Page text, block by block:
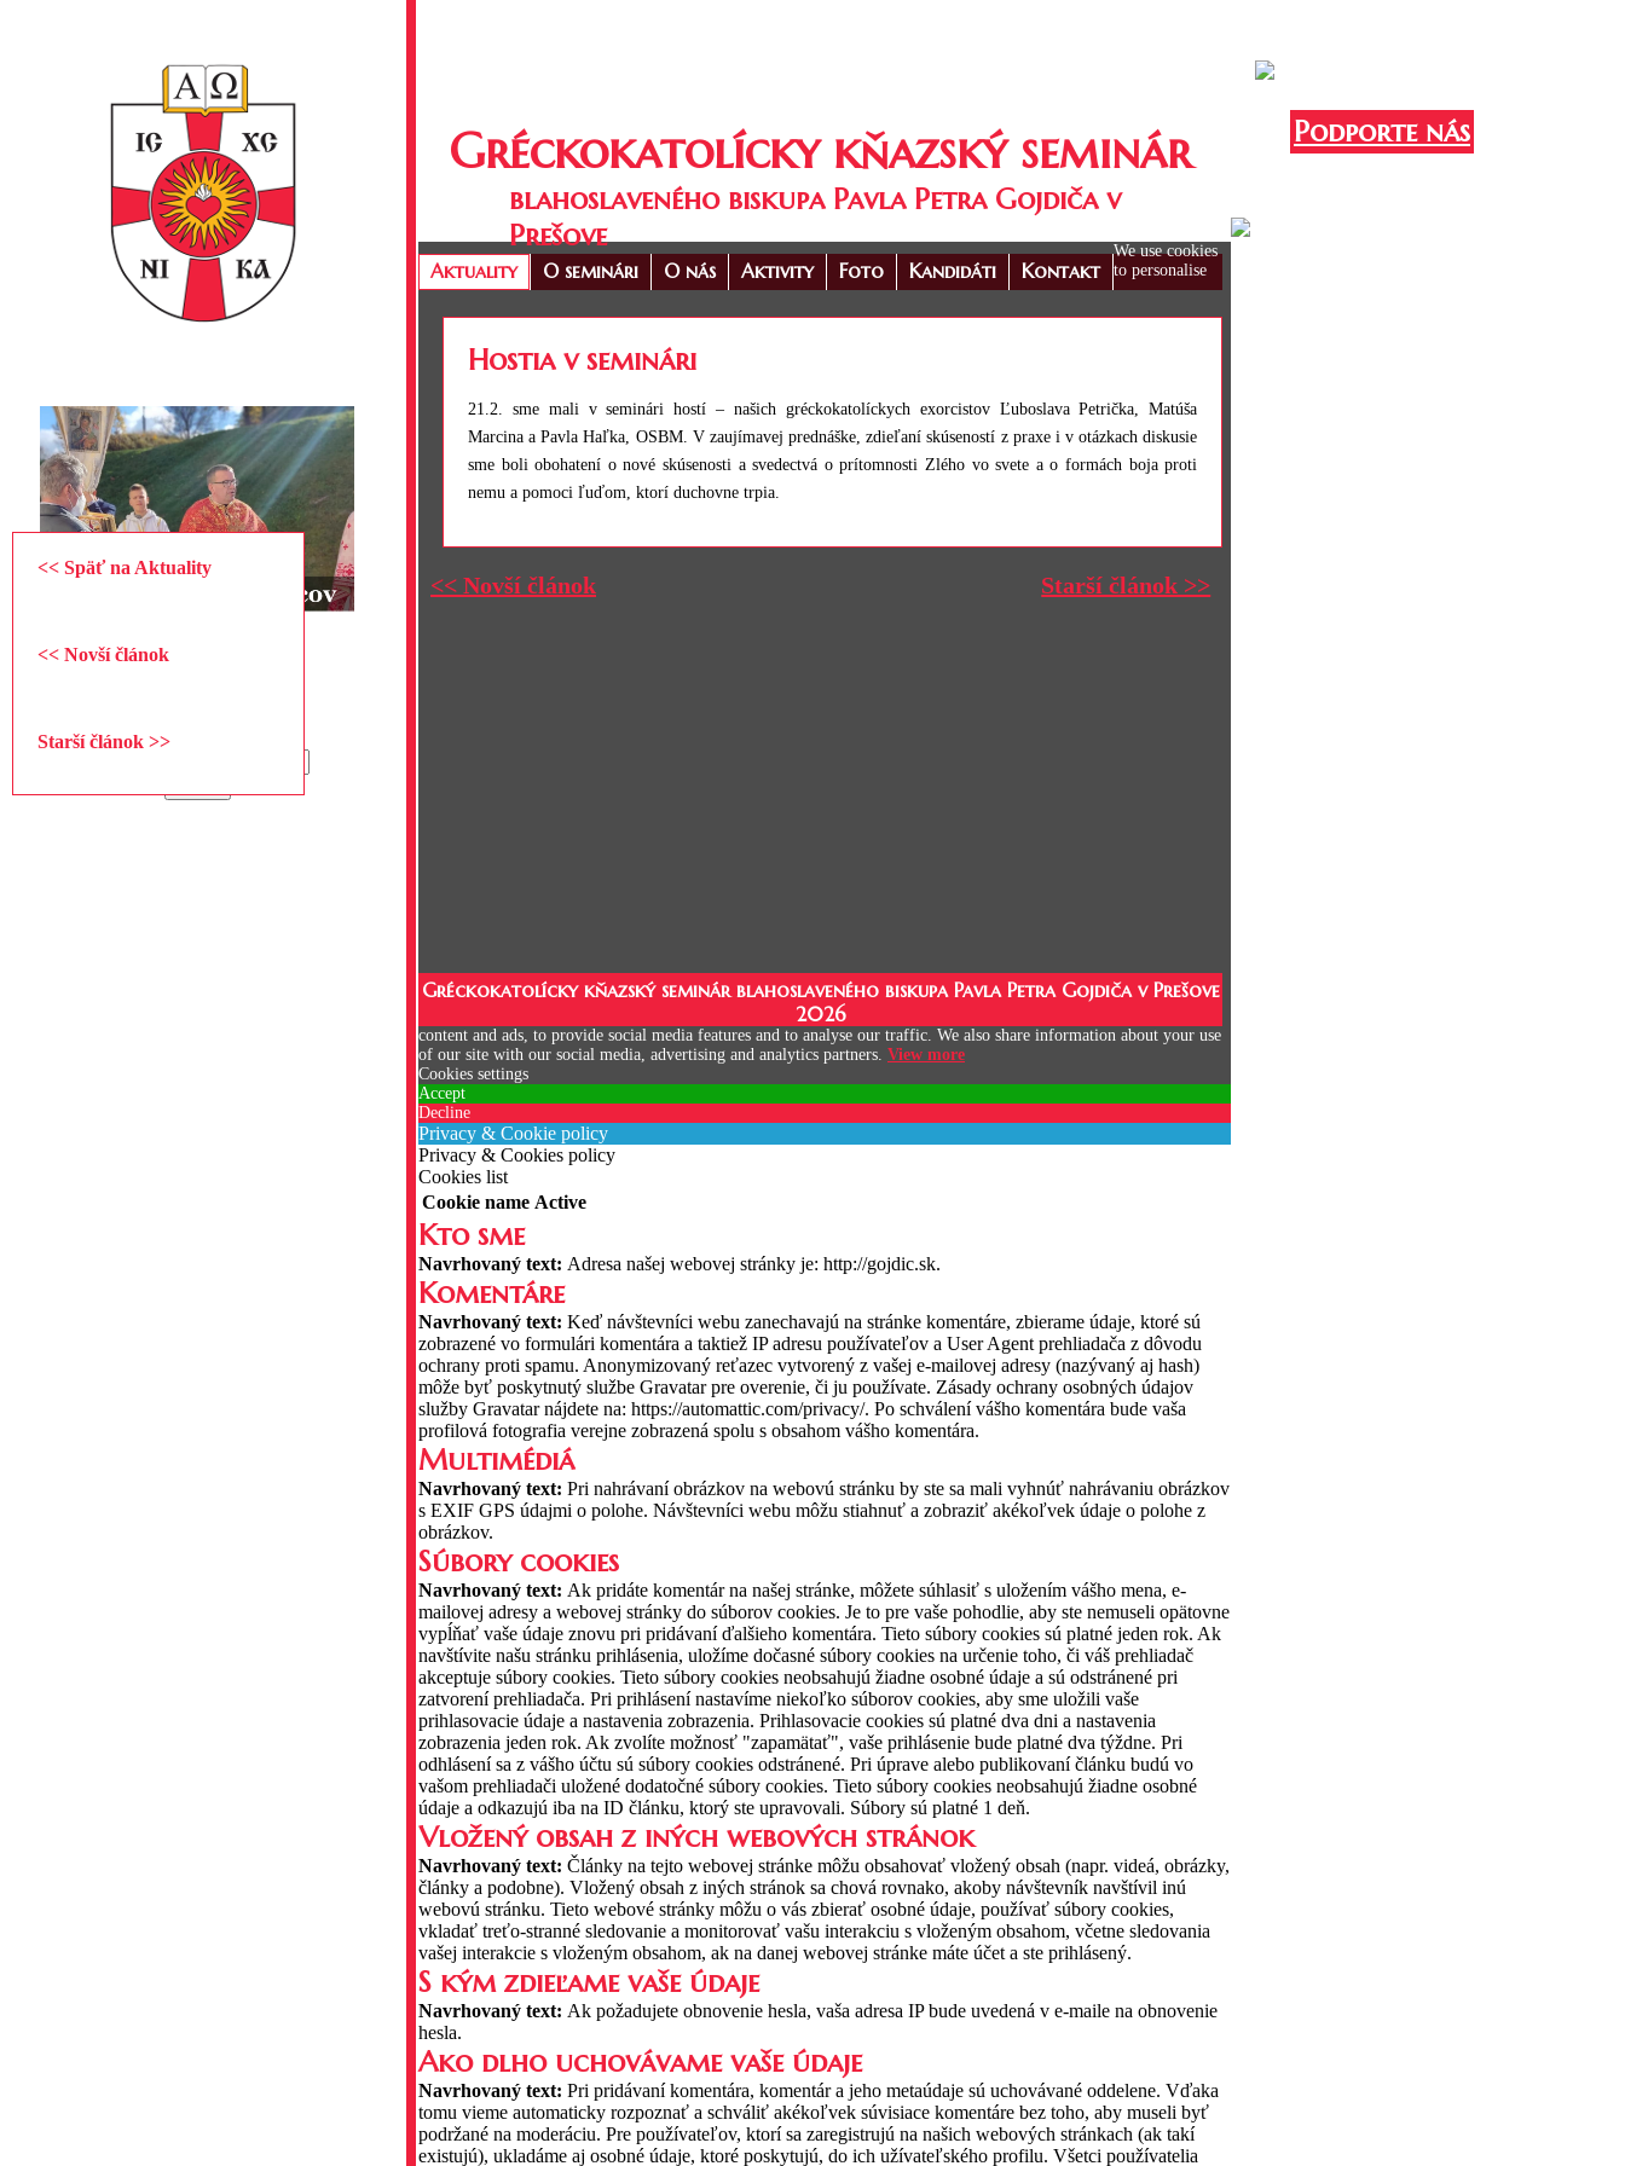
Hľadať
Gréckokatolícky kňazský seminár
blahoslaveného biskupa Pavla Petra Gojdiča v
Prešove
Aktuality O seminári O nás Aktivity Foto Kandidáti Kontakt
<< Späť na Aktuality
<< Novší článok
Starší článok >>
Hostia v seminári
21.2. sme mali v seminári hostí – našich gréckokatolíckych exorcistov Ľuboslava Petrička, Matúša
Marcina a Pavla Haľka, OSBM. V zaujímavej prednáške, zdieľaní skúseností z praxe i v otázkach diskusie
sme boli obohatení o nové skúsenosti a svedectvá o prítomnosti Zlého vo svete a o formách boja proti
nemu a pomoci ľuďom, ktorí duchovne trpia.
<< Novší článok Starší článok >>
Gréckokatolícky kňazský seminár blahoslaveného biskupa Pavla Petra Gojdiča v Prešove
2026
We use cookies
to personalise
content and ads, to provide social media features and to analyse our traffic. We also share information about your use
of our site with our social media, advertising and analytics partners. View more
Cookies settings
Accept
Decline
Privacy & Cookie policy
Privacy & Cookies policy
Cookies list
Cookie name Active
Kto sme
Navrhovaný text: Adresa našej webovej stránky je: http://gojdic.sk.
Komentáre
Navrhovaný text: Keď návštevníci webu zanechavajú na stránke komentáre, zbierame údaje, ktoré sú
zobrazené vo formulári komentára a taktiež IP adresu používateľov a User Agent prehliadača z dôvodu
ochrany proti spamu. Anonymizovaný reťazec vytvorený z vašej e-mailovej adresy (nazývaný aj hash)
môže byť poskytnutý službe Gravatar pre overenie, či ju používate. Zásady ochrany osobných údajov
služby Gravatar nájdete na: https://automattic.com/privacy/. Po schválení vášho komentára bude vaša
profilová fotografia verejne zobrazená spolu s obsahom vášho komentára.
Multimédiá
Navrhovaný text: Pri nahrávaní obrázkov na webovú stránku by ste sa mali vyhnúť nahrávaniu obrázkov
s EXIF GPS údajmi o polohe. Návštevníci webu môžu stiahnuť a zobraziť akékoľvek údaje o polohe z
obrázkov.
Súbory cookies
Navrhovaný text: Ak pridáte komentár na našej stránke, môžete súhlasiť s uložením vášho mena, e-
mailovej adresy a webovej stránky do súborov cookies. Je to pre vaše pohodlie, aby ste nemuseli opätovne
vypĺňať vaše údaje znovu pri pridávaní ďalšieho komentára. Tieto súbory cookies sú platné jeden rok. Ak
navštívite našu stránku prihlásenia, uložíme dočasné súbory cookies na určenie toho, či váš prehliadač
akceptuje súbory cookies. Tieto súbory cookies neobsahujú žiadne osobné údaje a sú odstránené pri
zatvorení prehliadača. Pri prihlásení nastavíme niekoľko súborov cookies, aby sme uložili vaše
prihlasovacie údaje a nastavenia zobrazenia. Prihlasovacie cookies sú platné dva dni a nastavenia
zobrazenia jeden rok. Ak zvolíte možnosť "zapamätať", vaše prihlásenie bude platné dva týždne. Pri
odhlásení sa z vášho účtu sú súbory cookies odstránené. Pri úprave alebo publikovaní článku budú vo
vašom prehliadači uložené dodatočné súbory cookies. Tieto súbory cookies neobsahujú žiadne osobné
údaje a odkazujú iba na ID článku, ktorý ste upravovali. Súbory sú platné 1 deň.
Vložený obsah z iných webových stránok
Navrhovaný text: Články na tejto webovej stránke môžu obsahovať vložený obsah (napr. videá, obrázky,
články a podobne). Vložený obsah z iných stránok sa chová rovnako, akoby návštevník navštívil inú
webovú stránku. Tieto webové stránky môžu o vás zbierať osobné údaje, používať súbory cookies,
vkladať treťo-stranné sledovanie a monitorovať vašu interakciu s vloženým obsahom, včetne sledovania
vašej interakcie s vloženým obsahom, ak na danej webovej stránke máte účet a ste prihlásený.
S kým zdieľame vaše údaje
Navrhovaný text: Ak požadujete obnovenie hesla, vaša adresa IP bude uvedená v e-maile na obnovenie
hesla.
Ako dlho uchovávame vaše údaje
Navrhovaný text: Pri pridávaní komentára, komentár a jeho metaúdaje sú uchovávané oddelene. Vďaka
tomu vieme automaticky rozpoznať a schváliť akékoľvek súvisiace komentáre bez toho, aby museli byť
podržané na moderáciu. Pre používateľov, ktorí sa zaregistrujú na našich webových stránkach (ak takí
existujú), ukladáme aj osobné údaje, ktoré poskytujú, do ich užívateľského profilu. Všetci používatelia
Podporte nás